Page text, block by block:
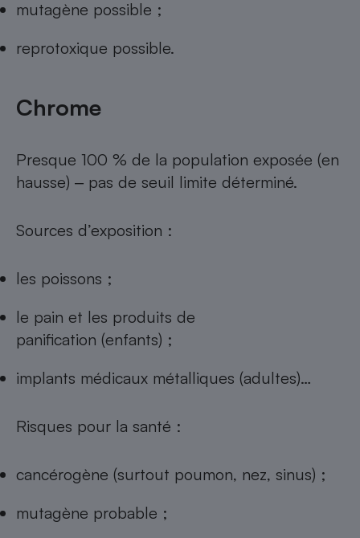
mutagène possible ;
reprotoxique possible.
Chrome
Presque 100 % de la population exposée (en
hausse) ‒ pas de seuil limite déterminé.
Sources d’exposition :
les poissons ;
le pain et les produits de
panification (enfants) ;
implants médicaux métalliques (adultes)…
Risques pour la santé :
cancérogène (surtout poumon, nez, sinus) ;
mutagène probable ;